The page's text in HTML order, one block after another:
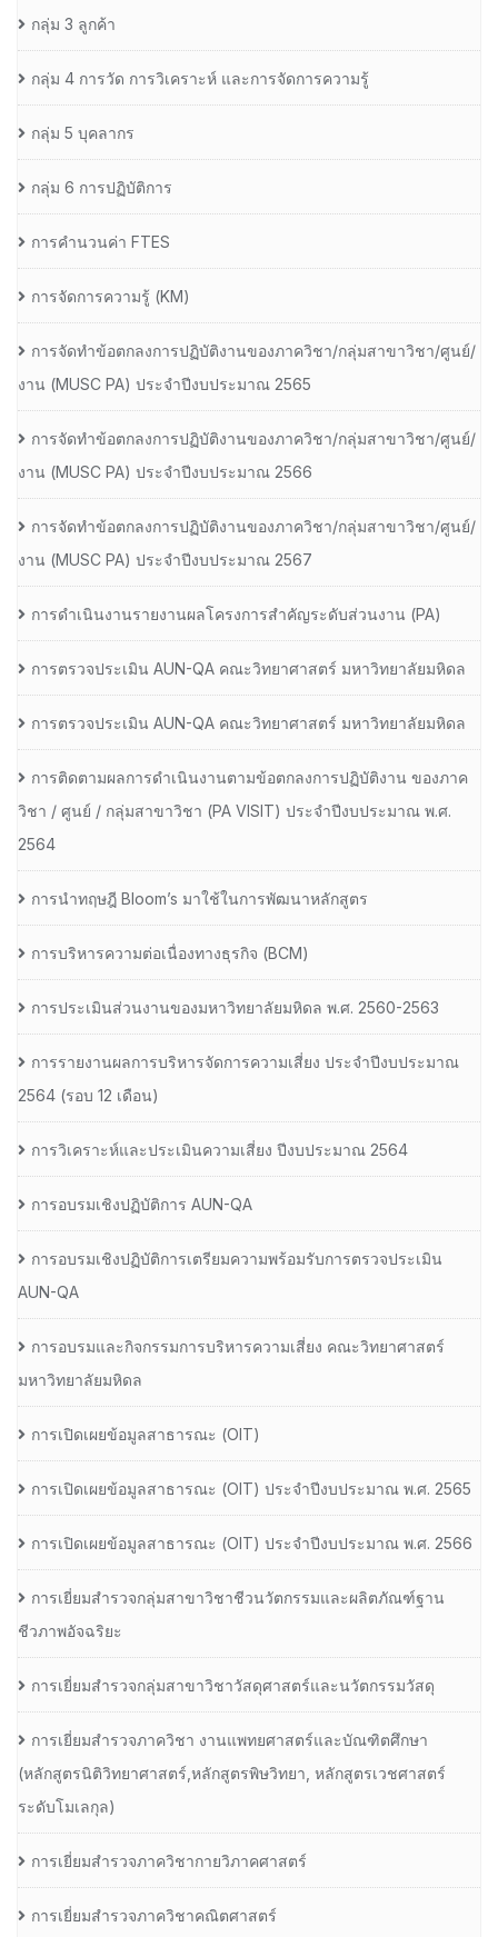
กลุ่ม 3 ลูกค้า
กลุ่ม 4 การวัด การวิเคราะห์ และการจัดการความรู้
กลุ่ม 5 บุคลากร
กลุ่ม 6 การปฏิบัติการ
การคำนวนค่า FTES
การจัดการความรู้ (KM)
การจัดทำข้อตกลงการปฏิบัติงานของภาควิชา/กลุ่มสาขาวิชา/ศูนย์/
งาน (MUSC PA) ประจำปีงบประมาณ 2565
การจัดทำข้อตกลงการปฏิบัติงานของภาควิชา/กลุ่มสาขาวิชา/ศูนย์/
งาน (MUSC PA) ประจำปีงบประมาณ 2566
การจัดทำข้อตกลงการปฏิบัติงานของภาควิชา/กลุ่มสาขาวิชา/ศูนย์/
งาน (MUSC PA) ประจำปีงบประมาณ 2567
การดำเนินงานรายงานผลโครงการสำคัญระดับส่วนงาน (PA)
การตรวจประเมิน AUN-QA คณะวิทยาศาสตร์ มหาวิทยาลัยมหิดล
การตรวจประเมิน AUN-QA คณะวิทยาศาสตร์ มหาวิทยาลัยมหิดล
การติดตามผลการดำเนินงานตามข้อตกลงการปฏิบัติงาน ของภาค
วิชา / ศูนย์ / กลุ่มสาขาวิชา (PA VISIT) ประจำปีงบประมาณ พ.ศ.​
2564
การนำทฤษฎี Bloom’s มาใช้ในการพัฒนาหลักสูตร
การบริหารความต่อเนื่องทางธุรกิจ (BCM)
การประเมินส่วนงานของมหาวิทยาลัยมหิดล พ.ศ. 2560-2563
การรายงานผลการบริหารจัดการความเสี่ยง ประจำปีงบประมาณ
2564 (รอบ 12 เดือน)
การวิเคราะห์และประเมินความเสี่ยง ปีงบประมาณ 2564
การอบรมเชิงปฏิบัติการ AUN-QA
การอบรมเชิงปฏิบัติการเตรียมความพร้อมรับการตรวจประเมิน
AUN-QA
การอบรมและกิจกรรมการบริหารความเสี่ยง คณะวิทยาศาสตร์
มหาวิทยาลัยมหิดล
การเปิดเผยข้อมูลสาธารณะ (OIT)
การเปิดเผยข้อมูลสาธารณะ (OIT) ประจำปีงบประมาณ พ.ศ. 2565
การเปิดเผยข้อมูลสาธารณะ (OIT) ประจำปีงบประมาณ พ.ศ. 2566
การเยี่ยมสำรวจกลุ่มสาขาวิชาชีวนวัตกรรมและผลิตภัณฑ์ฐาน
ชีวภาพอัจฉริยะ
การเยี่ยมสำรวจกลุ่มสาขาวิชาวัสดุศาสตร์และนวัตกรรมวัสดุ
การเยี่ยมสำรวจภาควิชา งานแพทยศาสตร์และบัณฑิตศึกษา
(หลักสูตรนิติวิทยาศาสตร์,หลักสูตรพิษวิทยา, หลักสูตรเวชศาสตร์
ระดับโมเลกุล)
การเยี่ยมสำรวจภาควิชากายวิภาคศาสตร์
การเยี่ยมสำรวจภาควิชาคณิตศาสตร์